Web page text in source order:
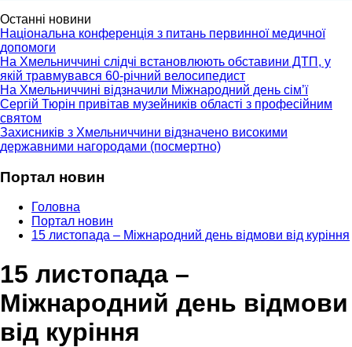
Останні новини
Національна конференція з питань первинної медичної
допомоги
На Хмельниччині слідчі встановлюють обставини ДТП, у
якій травмувався 60-річний велосипедист
На Хмельниччині відзначили Міжнародний день сім’ї
Сергій Тюрін привітав музейників області з професійним
святом
Захисників з Хмельниччини відзначено високими
державними нагородами (посмертно)
Портал новин
Головна
Портал новин
15 листопада – Міжнародний день відмови від куріння
15 листопада –
Міжнародний день відмови
від куріння